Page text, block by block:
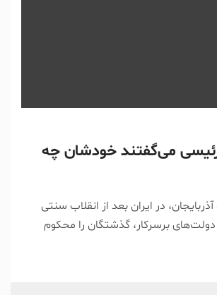
می‌گفتند خودشان چه
در ایران بعد از انقلاب سنتی
برسرکار، گذشتگان را محکوم